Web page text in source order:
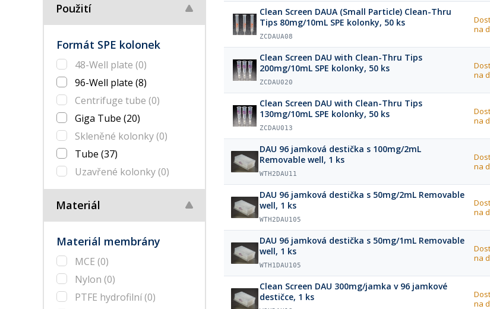
Použití
Formát SPE kolonek
48-Well plate (0)
96-Well plate (8)
Centrifuge tube (0)
Giga Tube (20)
Skleněné kolonky(0)
Tube (37)
Uzavřené kolonky(0)
Materiál
Materiál membrány
MCE (0)
Nylon (0)
PTFE hydrofilní(0)
Clean Screen DAUA (Small Particle) Clean-Thru
Tips 80mg/10mL SPE kolonky, 50 ks
ZCDAUA08
na
Clean Screen DAU with Clean-Thru Tips
200mg/10mL SPE kolonky, 50 ks
ZCDAU020
na
Clean Screen DAU with Clean-Thru Tips
130mg/10mL SPE kolonky, 50 ks
ZCDAU013
na
DAU 96 jamková destička s 100mg/2mL
Removable well, 1 ks
WTH2DAU11
na
DAU 96 jamková destička s 50mg/2mL Removable
well, 1 ks
WTH2DAU105
na
DAU 96 jamková destička s 50mg/1mL Removable
well, 1 ks
WTH1DAU105
na
Clean Screen DAU 300mg/jamka v 96 jamkové
destičce, 1 ks
na